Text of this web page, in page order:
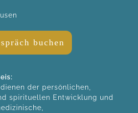
buchen
der persönlichen,
spirituellen Entwicklung und